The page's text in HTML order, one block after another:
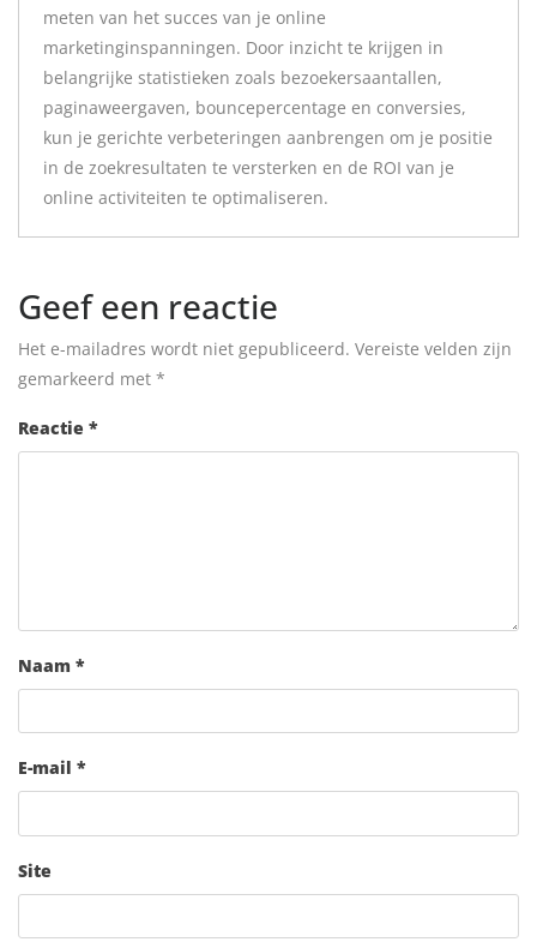
meten van het succes van je online
marketinginspanningen. Door inzicht te krijgen in
belangrijke statistieken zoals bezoekersaantallen,
paginaweergaven, bouncepercentage en conversies,
kun je gerichte verbeteringen aanbrengen om je positie
in de zoekresultaten te versterken en de ROI van je
online activiteiten te optimaliseren.
Geef een reactie
Het e-mailadres wordt niet gepubliceerd. Vereiste velden zijn
gemarkeerd met *
Reactie *
Naam *
E-mail *
Site